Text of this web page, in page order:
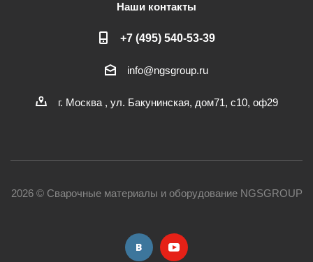
Наши контакты
+7 (495) 540-53-39
info@ngsgroup.ru
г. Москва , ул. Бакунинская, дом71, с10, оф29
2026 © Сварочные материалы и оборудование NGSGROUP